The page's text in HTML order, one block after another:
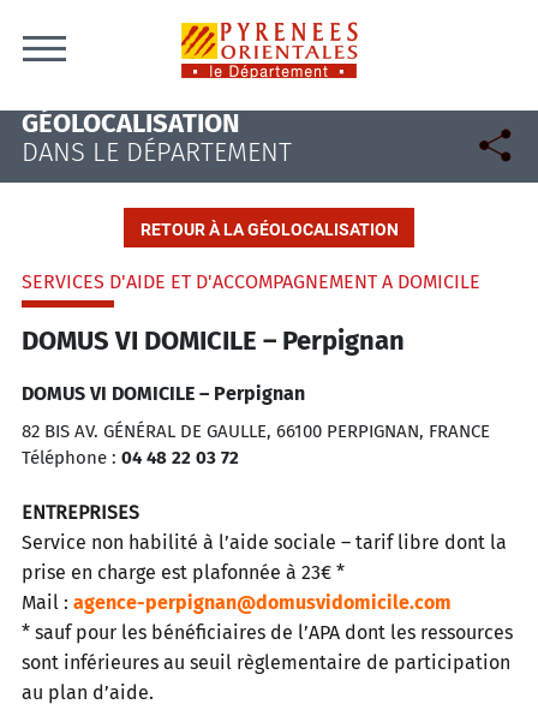
GÉOLOCALISATION
DANS LE DÉPARTEMENT
RETOUR À LA GÉOLOCALISATION
SERVICES D'AIDE ET D'ACCOMPAGNEMENT A DOMICILE
DOMUS VI DOMICILE – Perpignan
DOMUS VI DOMICILE – Perpignan
82 BIS AV. GÉNÉRAL DE GAULLE, 66100 PERPIGNAN, FRANCE
Téléphone : 04 48 22 03 72
ENTREPRISES
Service non habilité à l’aide sociale – tarif libre dont la
prise en charge est plafonnée à 23€ *
Mail : agence-perpignan@domusvidomicile.com
* sauf pour les bénéficiaires de l’APA dont les ressources
sont inférieures au seuil règlementaire de participation
au plan d’aide.